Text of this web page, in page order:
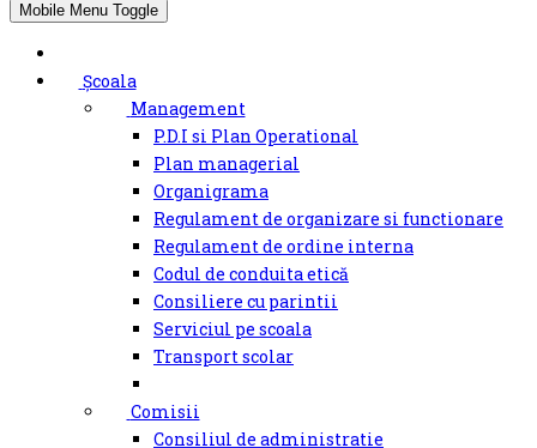
Mobile Menu Toggle
Școala
Management
P.D.I si Plan Operational
Plan managerial
Organigrama
Regulament de organizare si functionare
Regulament de ordine interna
Codul de conduita etică
Consiliere cu parintii
Serviciul pe scoala
Transport scolar
Comisii
Consiliul de administratie